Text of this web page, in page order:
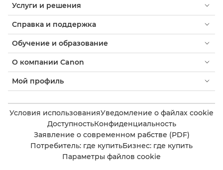
Услуги и решения
Справка и поддержка
Обучение и образование
О компании Canon
Мой профиль
Условия использованияУведомление о файлах cookie
ДоступностьКонфиденциальность
Заявление о современном рабстве (PDF)
Потребитель: где купитьБизнес: где купить
Параметры файлов cookie